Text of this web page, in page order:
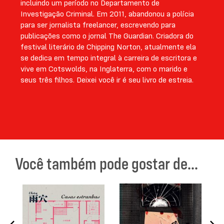
incluindo um período no Departamento de
Investigação Criminal. Em 2011, abandonou a polícia
para ser jornalista freelancer, escrevendo para
publicações como o jornal The Guardian. Criadora do
festival literário de Chipping Norton, atualmente ela
se dedica em tempo integral à carreira de escritora e
vive em Cotswolds, na Inglaterra, com o marido e
seus três filhos. Deixei você ir é seu livro de estreia.
Você também pode gostar de...